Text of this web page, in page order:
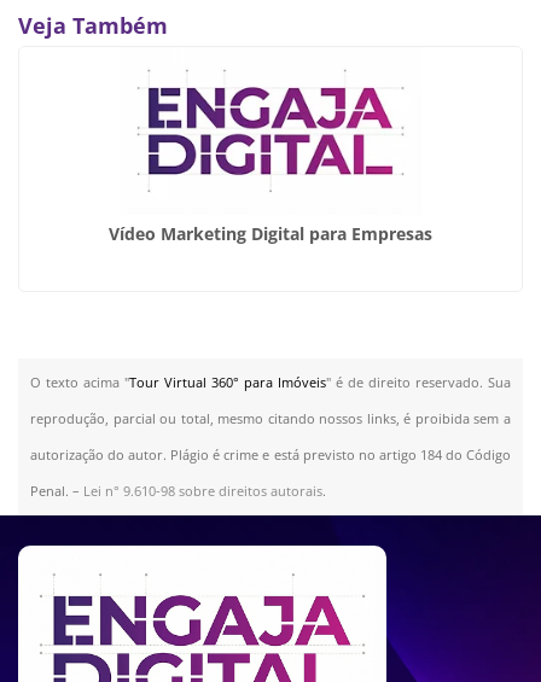
Veja Também
Vídeo Marketing Digital para Empresas
O texto acima "Tour Virtual 360° para Imóveis" é de direito reservado. Sua
reprodução, parcial ou total, mesmo citando nossos links, é proibida sem a
autorização do autor. Plágio é crime e está previsto no artigo 184 do Código
Penal. – Lei n° 9.610-98 sobre direitos autorais.